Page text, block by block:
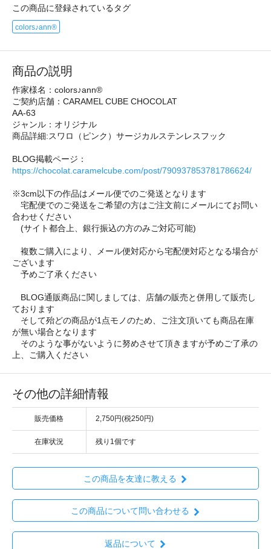
この商品に登録されているタグ
colors♪ann®︎
商品の説明
作家様名：colors♪ann®︎
ご契約店舗：CARAMEL CUBE CHOCOLAT
AA-63
ジャンル：オリジナル
商品詳細:スワロ（ピンク）サージカルステンレスフック
BLOG掲載ページ：
https://chocolat.caramelcube.com/post/790937853781786624/
※3cm以下の作品はメール便でのご発送となります
宅配便でのご発送をご希望の方はご注文前にメールにてお問い
合わせください
(サイト都合上、銀行振込の方のみご対応可能)
複数ご購入により、メール便対応から宅配便対応となる場合が
ございます
予めご了承ください
BLOG通販商品に関しましては、店舗の販売と併用して販売し
ております
そして殆どの商品が1点モノのため、ご注文頂いても商品在庫
が無い場合となります
そのような事がないように努めさせて頂きますが予めご了承の
上、ご購入ください
その他の詳細情報
販売価格 2,750円(税250円)
在庫状況 残り1個です
この商品を友達に教える
この商品について問い合わせる
返品について